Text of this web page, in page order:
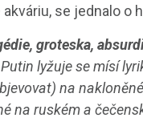
se jednalo o
groteska,
lyžuje se mísí
na
na ruském a